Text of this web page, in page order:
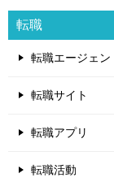
転職
転職エージェン
転職サイト
転職アプリ
転職活動